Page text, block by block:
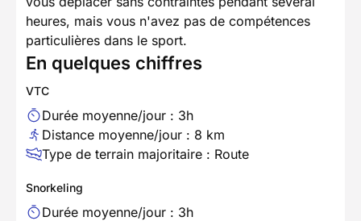
heures, mais vous n'avez pas de compétences
particulières dans le sport.
En quelques chiffres
VTC
Durée moyenne/jour : 3h
Distance moyenne/jour : 8 km
Type de terrain majoritaire : Route
Snorkeling
Durée moyenne/jour : 3h